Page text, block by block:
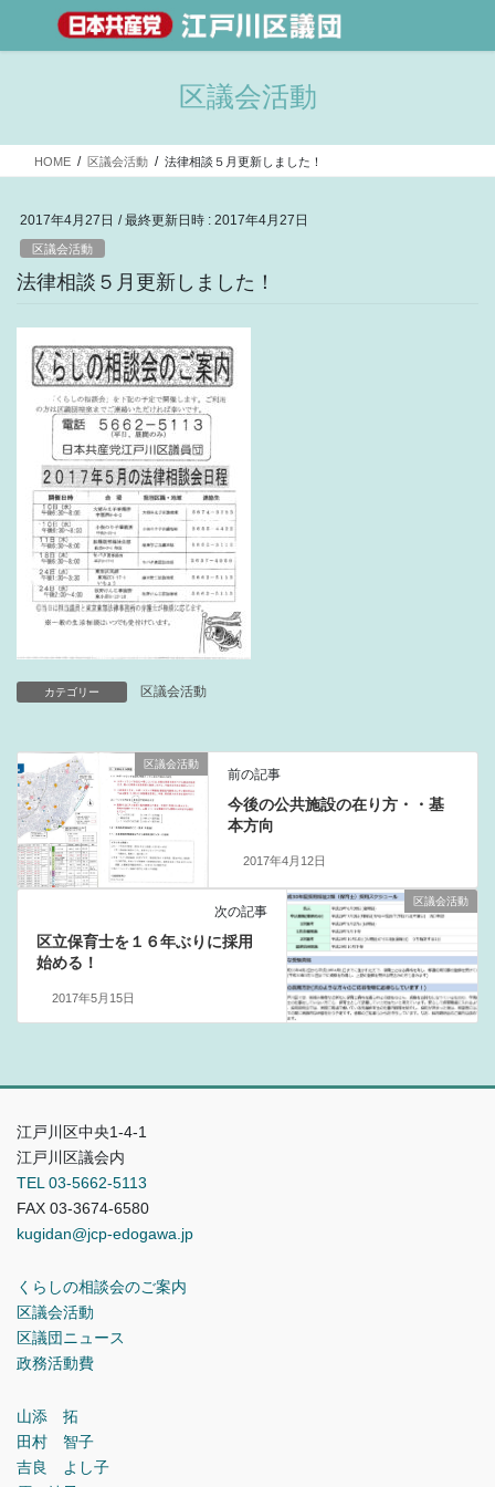
区議会活動
HOME 区議会活動 法律相談５月更新しました！
2017年4月27日 / 最終更新日時 : 2017年4月27日
区議会活動
法律相談５月更新しました！
カテゴリー 区議会活動
区議会活動
前の記事
今後の公共施設の在り方・・基
本方向
2017年4月12日
区議会活動
次の記事
区立保育士を１６年ぶりに採用
始める！
2017年5月15日
江戸川区中央1-4-1
江戸川区議会内
TEL 03-5662-5113
FAX 03-3674-6580
kugidan@jcp-edogawa.jp
くらしの相談会のご案内
区議会活動
区議団ニュース
政務活動費
山添 拓
田村 智子
吉良 よし子